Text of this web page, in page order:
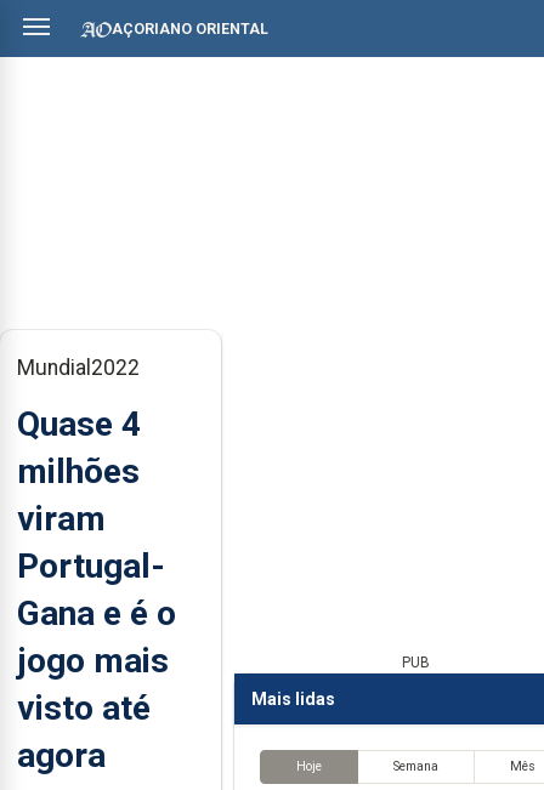
AÇORIANO ORIENTAL
Mundial2022
Quase 4
milhões
viram
Portugal-
Gana e é o
jogo mais
visto até
agora
PUB
Mais lidas
Hoje Semana Mês